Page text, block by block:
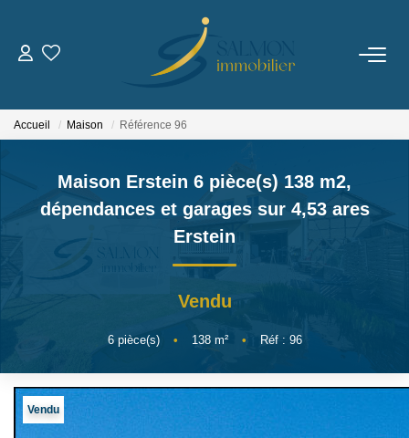
Nos Services
Nos Réussites
LOUER
NOUS DÉCOUVRIR
Notre Agence
Accueil Maison Référence 96
Maison Erstein 6 pièce(s) 138 m2,
dépendances et garages sur 4,53 ares
Erstein
Vendu
6pièce(s) • 138m² • Réf : 96
Vendu